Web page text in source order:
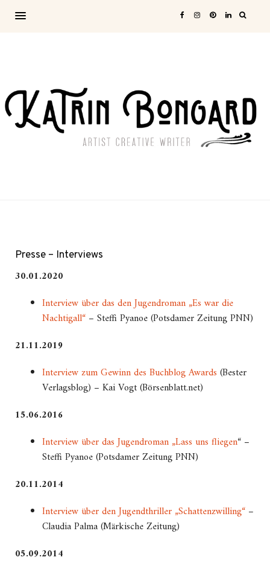
Presse – Interviews
30.01.2020
Interview über das den Jugendroman „Es war die
Nachtigall“ – Steffi Pyanoe (Potsdamer Zeitung PNN)
21.11.2019
Interview zum Gewinn des Buchblog Awards (Bester
Verlagsblog) – Kai Vogt (Börsenblatt.net)
15.06.2016
Interview über das Jugendroman „Lass uns fliegen“ –
Steffi Pyanoe (Potsdamer Zeitung PNN)
20.11.2014
Interview über den Jugendthriller „Schattenzwilling“ –
Claudia Palma (Märkische Zeitung)
05.09.2014